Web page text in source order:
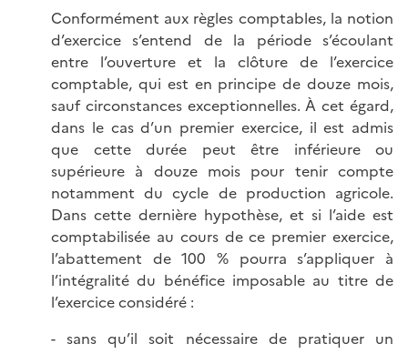
Conformément aux règles comptables, la notion
d’exercice s’entend de la période s’écoulant
entre l’ouverture et la clôture de l’exercice
comptable, qui est en principe de douze mois,
sauf circonstances exceptionnelles. À cet égard,
dans le cas d’un premier exercice, il est admis
que cette durée peut être inférieure ou
supérieure à douze mois pour tenir compte
notamment du cycle de production agricole.
Dans cette dernière hypothèse, et si l’aide est
comptabilisée au cours de ce premier exercice,
l’abattement de 100 % pourra s’appliquer à
l’intégralité du bénéfice imposable au titre de
l’exercice considéré :
- sans qu’il soit nécessaire de pratiquer un